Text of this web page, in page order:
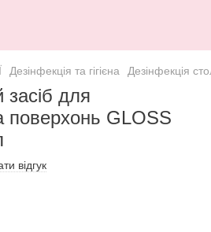
Дезінфекція та гігієна Дезінфекція
для
поверхонь GLOSS
відгук